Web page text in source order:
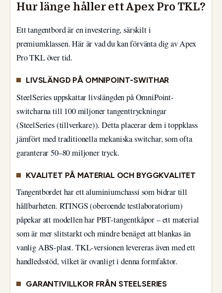
Hur länge håller ett Apex Pro TKL?
Ett tangentbord är en investering, särskilt i
premiumklassen. Här är vad du kan förvänta dig av Apex
Pro TKL över tid.
LIVSLÄNGD PÅ OMNIPOINT-SWITHAR
SteelSeries uppskattar livslängden på OmniPoint-
switcharna till 100 miljoner tangenttryckningar
(SteelSeries (tillverkare)). Detta placerar dem i toppklass
jämfört med traditionella mekaniska switchar, som ofta
garanterar 50–80 miljoner tryck.
KVALITET PÅ MATERIAL OCH BYGGKVALITET
Tangentbordet har ett aluminiumchassi som bidrar till
hållbarheten. RTINGS (oberoende testlaboratorium)
påpekar att modellen har PBT-tangentkåpor – ett material
som är mer slitstarkt och mindre benäget att blankas än
vanlig ABS-plast. TKL-versionen levereras även med ett
handledsstöd, vilket är ovanligt i denna formfaktor.
GARANTIVILLKOR FRÅN STEELSERIES